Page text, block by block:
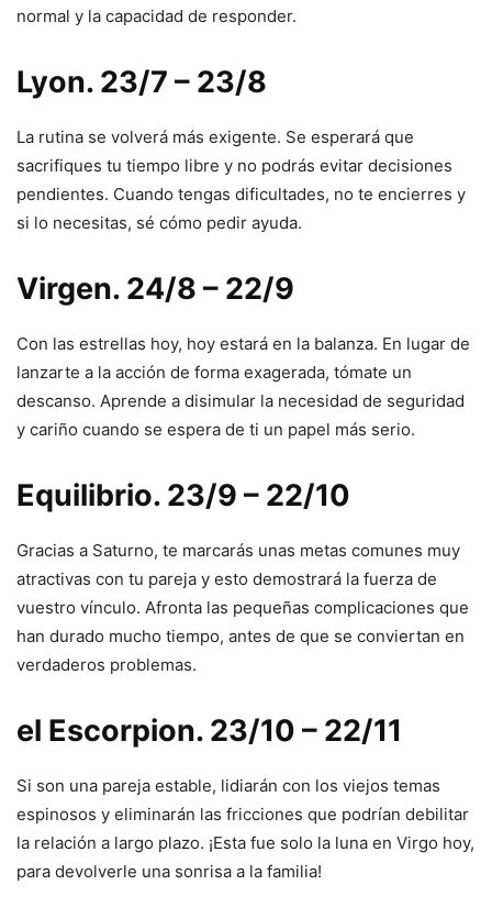
normal y la capacidad de responder.
Lyon. 23/7 – 23/8
La rutina se volverá más exigente. Se esperará que
sacrifiques tu tiempo libre y no podrás evitar decisiones
pendientes. Cuando tengas dificultades, no te encierres y
si lo necesitas, sé cómo pedir ayuda.
Virgen. 24/8 – 22/9
Con las estrellas hoy, hoy estará en la balanza. En lugar de
lanzarte a la acción de forma exagerada, tómate un
descanso. Aprende a disimular la necesidad de seguridad
y cariño cuando se espera de ti un papel más serio.
Equilibrio. 23/9 – 22/10
Gracias a Saturno, te marcarás unas metas comunes muy
atractivas con tu pareja y esto demostrará la fuerza de
vuestro vínculo. Afronta las pequeñas complicaciones que
han durado mucho tiempo, antes de que se conviertan en
verdaderos problemas.
el Escorpion. 23/10 – 22/11
Si son una pareja estable, lidiarán con los viejos temas
espinosos y eliminarán las fricciones que podrían debilitar
la relación a largo plazo. ¡Esta fue solo la luna en Virgo hoy,
para devolverle una sonrisa a la familia!